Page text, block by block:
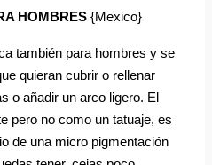
HOMBRES {Mexico}
también para hombres y se
quieran cubrir o rellenar
o añadir un arco ligero. El
pero no como un tatuaje, es
de una micro pigmentación